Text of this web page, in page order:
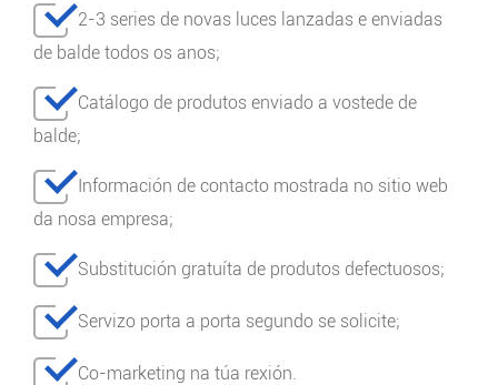
2-3 series de novas luces lanzadas e enviadas
de balde todos os anos;
Catálogo de produtos enviado a vostede de
balde;
Información de contacto mostrada no sitio web
da nosa empresa;
Substitución gratuíta de produtos defectuosos;
Servizo porta a porta segundo se solicite;
Co-marketing na túa rexión.